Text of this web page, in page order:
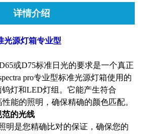
详情介绍
光源灯箱专业型
或D75标准日光的要求是一个真正
pro专业型标准光源灯箱使用的
灯和LED灯组。它能产生符合
能的照明，确保精确的颜色匹配。
范的光线
明是您精确比对的保证，确保您的